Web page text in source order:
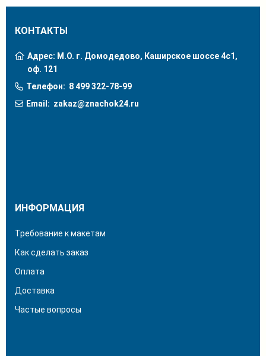
КОНТАКТЫ
Адрес: М.О. г. Домодедово, Каширское шоссе 4с1,
оф. 121
Телефон: 8 499 322-78-99
Email: zakaz@znachok24.ru
ИНФОРМАЦИЯ
Требование к макетам
Как сделать заказ
Оплата
Доставка
Частые вопросы